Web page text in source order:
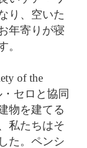
り、空いた
年寄りが寝
。
of the
セロと協同
物を建てる
私たちはそ
た。ペンシ